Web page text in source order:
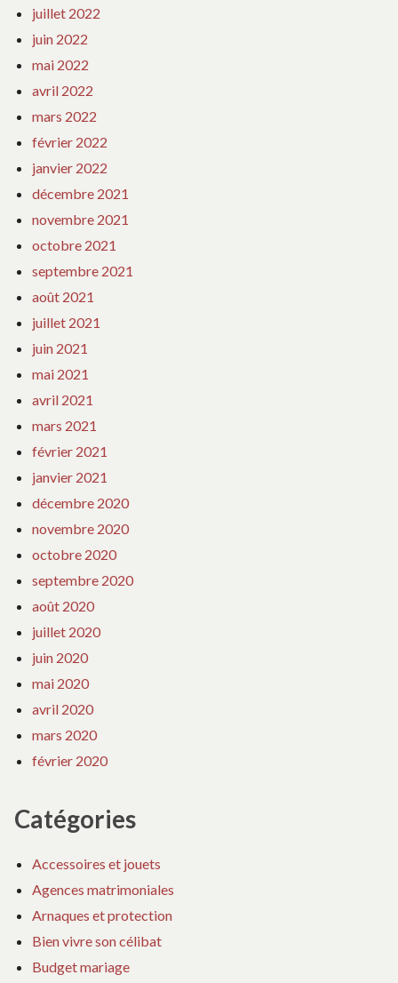
juillet 2022
juin 2022
mai 2022
avril 2022
mars 2022
février 2022
janvier 2022
décembre 2021
novembre 2021
octobre 2021
septembre 2021
août 2021
juillet 2021
juin 2021
mai 2021
avril 2021
mars 2021
février 2021
janvier 2021
décembre 2020
novembre 2020
octobre 2020
septembre 2020
août 2020
juillet 2020
juin 2020
mai 2020
avril 2020
mars 2020
février 2020
Catégories
Accessoires et jouets
Agences matrimoniales
Arnaques et protection
Bien vivre son célibat
Budget mariage